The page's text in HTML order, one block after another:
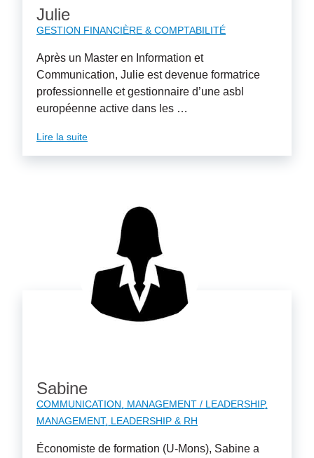
Julie
GESTION FINANCIÈRE & COMPTABILITÉ
Après un Master en Information et
Communication, Julie est devenue formatrice
professionnelle et gestionnaire d’une asbl
européenne active dans les …
Lire la suite
Sabine
COMMUNICATION
MANAGEMENT / LEADERSHIP
MANAGEMENT, LEADERSHIP & RH
Économiste de formation (U-Mons), Sabine a